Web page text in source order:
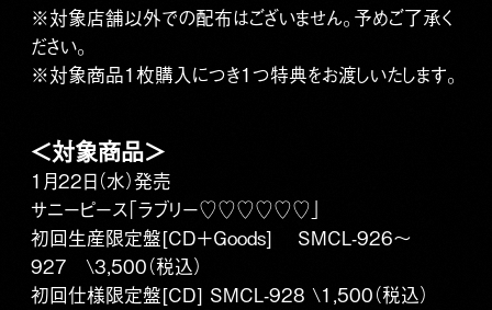
※対象店舗以外での配布はございません。予めご了承く
ださい。
※対象商品1枚購入につき1つ特典をお渡しいたします。
＜対象商品＞
1月22日（水）発売
サニーピース「ラブリー♡♡♡♡♡♡」
初回生産限定盤[CD＋Goods] SMCL-926～
927 \3,500（税込）
初回仕様限定盤[CD] SMCL-928 \1,500（税込）